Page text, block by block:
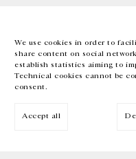
We use cookies in order to
share content on social
establish statistics aiming to
Technical cookies cannot be
consent.
Accept all
EN FR 中文 Facebook
Inscrivez-vous à notre newsletter